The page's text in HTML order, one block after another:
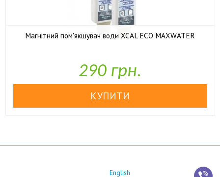
Магнітний пом'якшувач води XCAL ECO MAXWATER
290 грн.
English